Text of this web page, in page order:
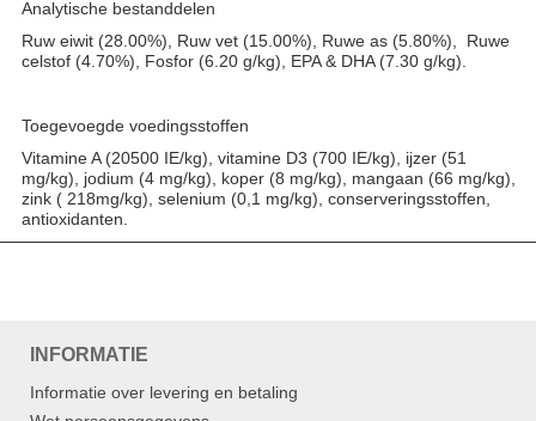
Analytische bestanddelen
Ruw eiwit (28.00%), Ruw vet (15.00%), Ruwe as (5.80%), Ruwe
celstof (4.70%), Fosfor (6.20 g/kg), EPA & DHA (7.30 g/kg).
Toegevoegde voedingsstoffen
Vitamine A (20500 IE/kg), vitamine D3 (700 IE/kg), ijzer (51
mg/kg), jodium (4 mg/kg), koper (8 mg/kg), mangaan (66 mg/kg),
zink ( 218mg/kg), selenium (0,1 mg/kg), conserveringsstoffen,
antioxidanten.
INFORMATIE
Informatie over levering en betaling